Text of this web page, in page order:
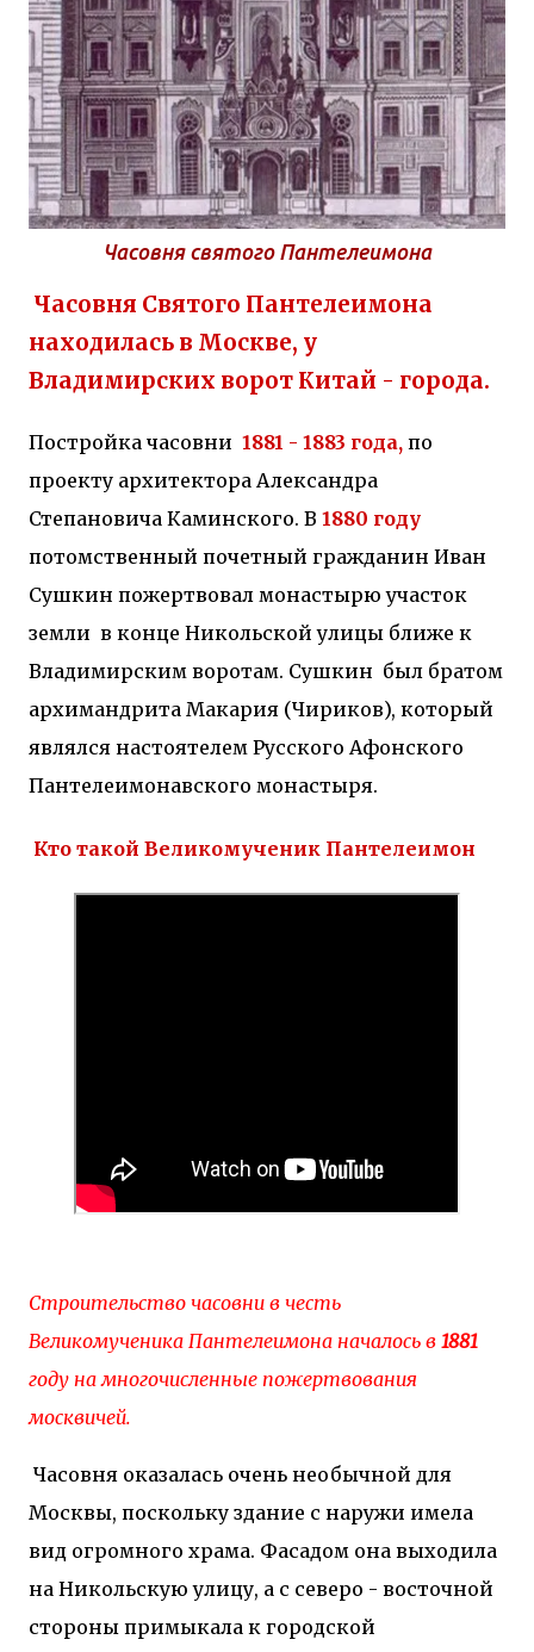
Часовня святого Пантелеимона
Часовня Святого Пантелеимона
находилась в Москве, у
Владимирских ворот Китай - города.
Постройка часовни 1881 - 1883 года, по
проекту архитектора Александра
Степановича Каминского. В 1880 году
потомственный почетный гражданин Иван
Сушкин пожертвовал монастырю участок
земли в конце Никольской улицы ближе к
Владимирским воротам. Сушкин был братом
архимандрита Макария (Чириков), который
являлся настоятелем Русского Афонского
Пантелеимонавского монастыря.
Кто такой Великомученик Пантелеимон
Строительство часовни в честь
Великомученика Пантелеимона началось в 1881
году на многочисленные пожертвования
москвичей.
Часовня оказалась очень необычной для
Москвы, поскольку здание с наружи имела
вид огромного храма. Фасадом она выходила
на Никольскую улицу, а с северо - восточной
стороны примыкала к городской